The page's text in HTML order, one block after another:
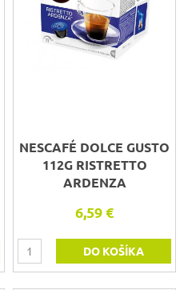
NESCAFÉ DOLCE GUSTO
112G RISTRETTO
ARDENZA
6,59 €
DO KOŠÍKA